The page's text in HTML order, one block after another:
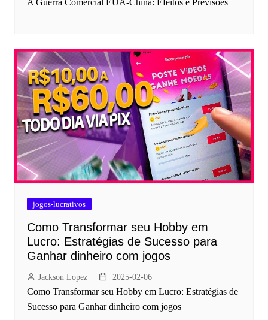
A Guerra Comercial EUA-China: Efeitos e Previsões
jogos-lucrativos
Como Transformar seu Hobby em
Lucro: Estratégias de Sucesso para
Ganhar dinheiro com jogos
Jackson Lopez 2025-02-06
Como Transformar seu Hobby em Lucro: Estratégias de
Sucesso para Ganhar dinheiro com jogos